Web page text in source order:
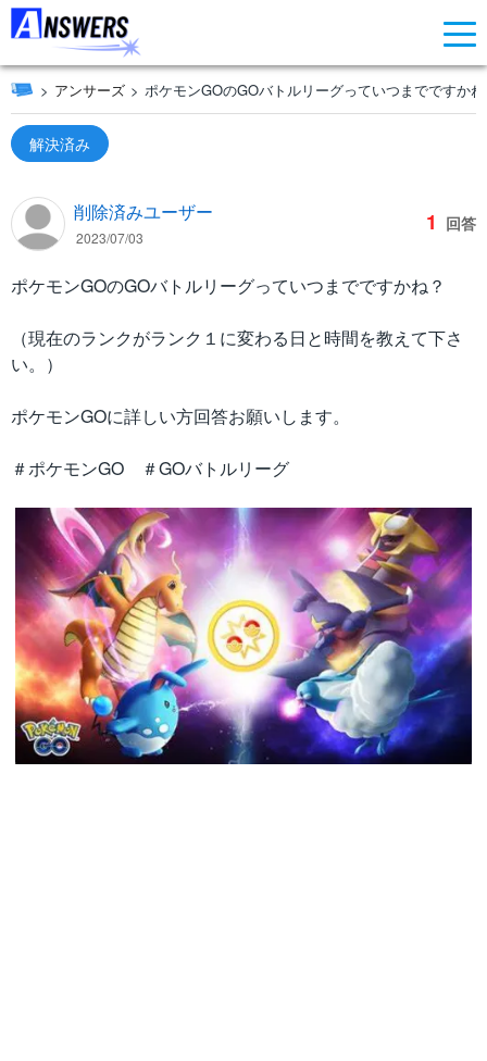
アンサーズ ポケモンGOのGOバトルリーグっていつまでですか
解決済み
削除済みユーザー
2023/07/03
1 回答
ポケモンGOのGOバトルリーグっていつまでですかね？
（現在のランクがランク１に変わる日と時間を教えて下さ
い。）
ポケモンGOに詳しい方回答お願いします。
＃ポケモンGO ＃GOバトルリーグ